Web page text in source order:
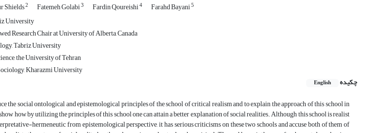
Shields2 Fatemeh Golabi3 Fardin Qoureishi4 Farahd Bayani5
University
Research Chair at University of Alberta, Canada
Tabriz University
the University of Tehran
Kharazmi University
چکیده
English
the social ontological and epistemological principles of the school of critical realism and to explain the approach of this school in
how by utilizing the principles of this school one can attain a better explanation of social realities. Although this school is realist
hermeneutic from epistemological perspective, it has serious criticisms on these two schools and accuse both of them of